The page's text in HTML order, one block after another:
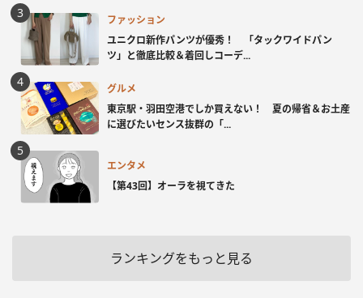
ファッション
ユニクロ新作パンツが優秀！ 「タックワイドパン
ツ」と徹底比較＆着回しコーデ...
グルメ
東京駅・羽田空港でしか買えない！ 夏の帰省＆お土産
に選びたいセンス抜群の「...
エンタメ
【第43回】オーラを視てきた
ランキングをもっと見る